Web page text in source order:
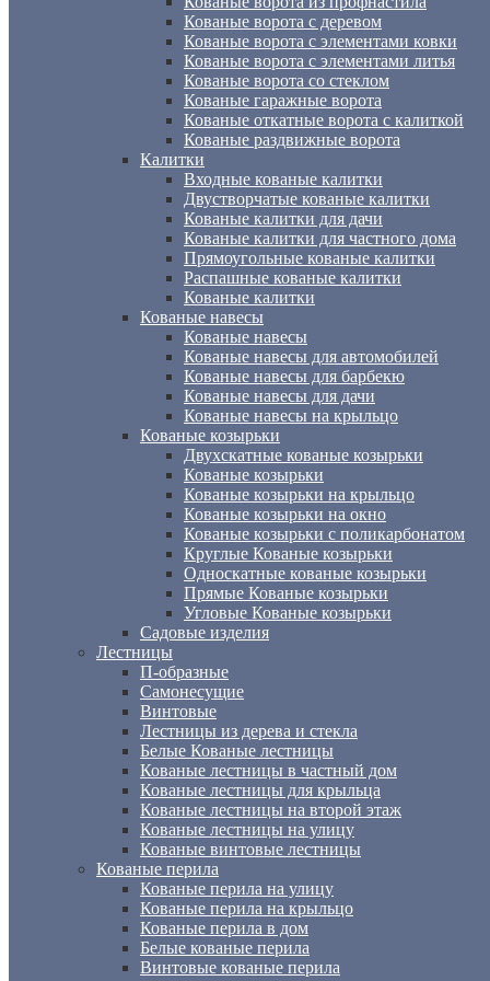
Кованые ворота с деревом
Кованые ворота с элементами ковки
Кованые ворота с элементами литья
Кованые ворота со стеклом
Кованые гаражные ворота
Кованые откатные ворота с калиткой
Кованые раздвижные ворота
Калитки
Входные кованые калитки
Двустворчатые кованые калитки
Кованые калитки для дачи
Кованые калитки для частного дома
Прямоугольные кованые калитки
Распашные кованые калитки
Кованые калитки
Кованые навесы
Кованые навесы
Кованые навесы для автомобилей
Кованые навесы для барбекю
Кованые навесы для дачи
Кованые навесы на крыльцо
Кованые козырьки
Двухскатные кованые козырьки
Кованые козырьки
Кованые козырьки на крыльцо
Кованые козырьки на окно
Кованые козырьки с поликарбонатом
Круглые Кованые козырьки
Односкатные кованые козырьки
Прямые Кованые козырьки
Угловые Кованые козырьки
Садовые изделия
Лестницы
П-образные
Самонесущие
Винтовые
Лестницы из дерева и стекла
Белые Кованые лестницы
Кованые лестницы в частный дом
Кованые лестницы для крыльца
Кованые лестницы на второй этаж
Кованые лестницы на улицу
Кованые винтовые лестницы
Кованые перила
Кованые перила на улицу
Кованые перила на крыльцо
Кованые перила в дом
Белые кованые перила
Винтовые кованые перила